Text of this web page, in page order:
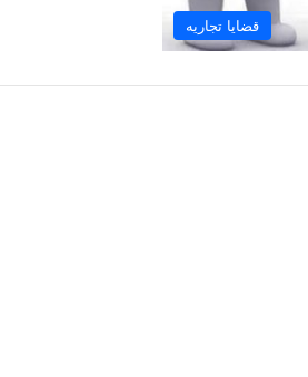
قضايا تجاريه